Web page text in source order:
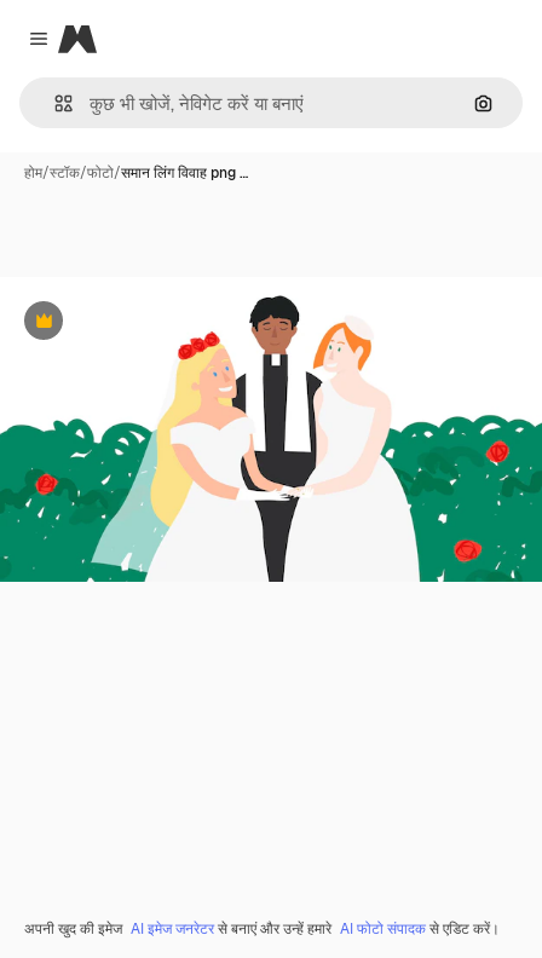
Close menu
Magnific
इमेज से
होम/स्टॉक/फोटो/समान लिंग विवाह png …
Premium
अपनी खुद की इमेज AI इमेज जनरेटरसे बनाएं और उन्हें हमारे AI फोटो संपादकसे एडिट करें।